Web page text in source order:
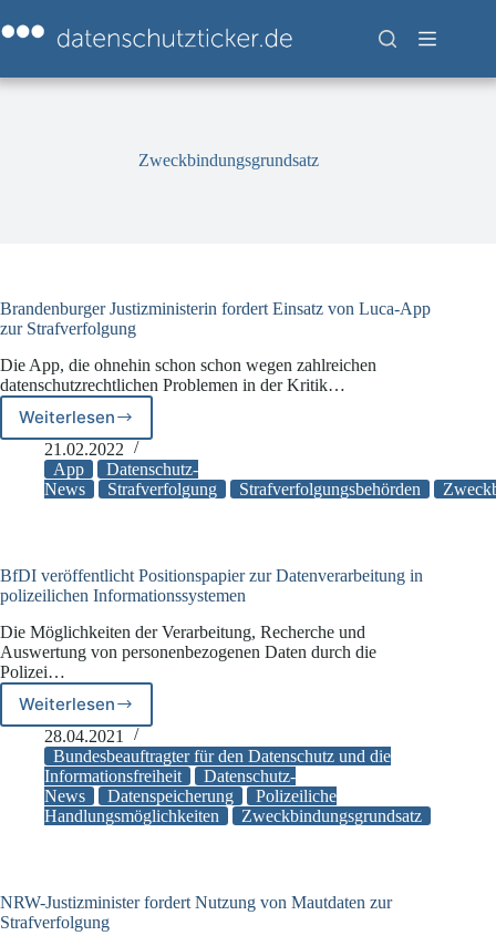
Inhalt
springen
Zweckbindungsgrundsatz
Brandenburger Justizministerin fordert Einsatz von Luca-App
zur Strafverfolgung
Die App, die ohnehin schon schon wegen zahlreichen
datenschutzrechtlichen Problemen in der Kritik…
WeiterlesenBrandenburger
Justizministerin
fordert
Einsatz
zur
Strafverfolgung
21.02.2022
App
Datenschutz-
News
Strafverfolgung Strafverfolgungsbehörden
BfDI veröffentlicht Positionspapier zur Datenverarbeitung in
polizeilichen Informationssystemen
Die Möglichkeiten der Verarbeitung, Recherche und
Auswertung von personenbezogenen Daten durch die
Polizei…
Weiterlesen
BfDI
veröffentlicht
Positionspapier
zur
Datenverarbeitung
in
28.04.2021
Bundesbeauftragter für den Datenschutz und die
Informationsfreiheit
Datenschutz-
News
Datenspeicherung
Polizeiliche
Handlungsmöglichkeiten
Zweckbindungsgrundsatz
NRW-Justizminister fordert Nutzung von Mautdaten zur
Strafverfolgung